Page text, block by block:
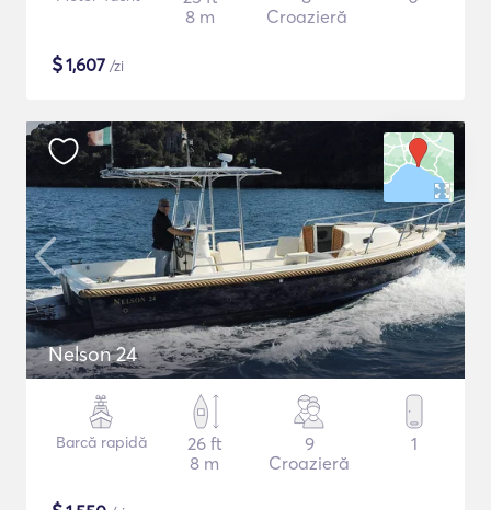
8 m
Croazieră
$1,607 /zi
Nelson 24
Barcă rapidă
26 ft
8 m
9
Croazieră
1